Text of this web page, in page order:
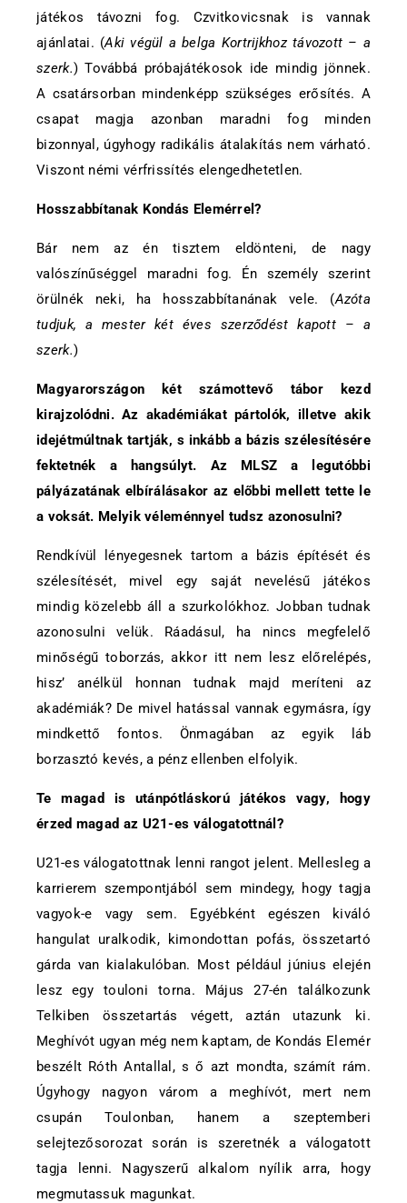
játékos távozni fog. Czvitkovicsnak is vannak
ajánlatai. (Aki végül a belga Kortrijkhoz távozott – a
szerk.) Továbbá próbajátékosok ide mindig jönnek.
A csatársorban mindenképp szükséges erősítés. A
csapat magja azonban maradni fog minden
bizonnyal, úgyhogy radikális átalakítás nem várható.
Viszont némi vérfrissítés elengedhetetlen.
Hosszabbítanak Kondás Elemérrel?
Bár nem az én tisztem eldönteni, de nagy
valószínűséggel maradni fog. Én személy szerint
örülnék neki, ha hosszabbítanának vele. (Azóta
tudjuk, a mester két éves szerződést kapott – a
szerk.)
Magyarországon két számottevő tábor kezd
kirajzolódni. Az akadémiákat pártolók, illetve akik
idejétmúltnak tartják, s inkább a bázis szélesítésére
fektetnék a hangsúlyt. Az MLSZ a legutóbbi
pályázatának elbírálásakor az előbbi mellett tette le
a voksát. Melyik véleménnyel tudsz azonosulni?
Rendkívül lényegesnek tartom a bázis építését és
szélesítését, mivel egy saját nevelésű játékos
mindig közelebb áll a szurkolókhoz. Jobban tudnak
azonosulni velük. Ráadásul, ha nincs megfelelő
minőségű toborzás, akkor itt nem lesz előrelépés,
hisz’ anélkül honnan tudnak majd meríteni az
akadémiák? De mivel hatással vannak egymásra, így
mindkettő fontos. Önmagában az egyik láb
borzasztó kevés, a pénz ellenben elfolyik.
Te magad is utánpótláskorú játékos vagy, hogy
érzed magad az U21-es válogatottnál?
U21-es válogatottnak lenni rangot jelent. Mellesleg a
karrierem szempontjából sem mindegy, hogy tagja
vagyok-e vagy sem. Egyébként egészen kiváló
hangulat uralkodik, kimondottan pofás, összetartó
gárda van kialakulóban. Most például június elején
lesz egy touloni torna. Május 27-én találkozunk
Telkiben összetartás végett, aztán utazunk ki.
Meghívót ugyan még nem kaptam, de Kondás Elemér
beszélt Róth Antallal, s ő azt mondta, számít rám.
Úgyhogy nagyon várom a meghívót, mert nem
csupán Toulonban, hanem a szeptemberi
selejtezősorozat során is szeretnék a válogatott
tagja lenni. Nagyszerű alkalom nyílik arra, hogy
megmutassuk magunkat.